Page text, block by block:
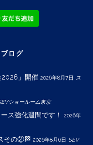
ログ
2026」開催 2026年8月7日
ス
ショールーム東京
ス強化週間です！
2026年
その②🏁 2026年8月6日 SEV